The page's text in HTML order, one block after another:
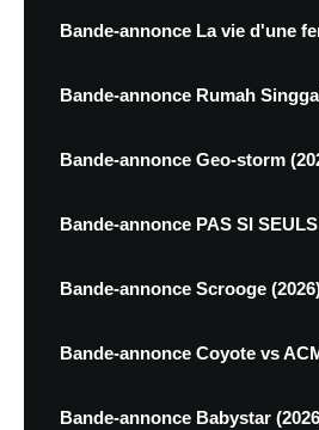
Bande-annonce La vie d'une
Bande-annonce Rumah
Bande-annonce Geo-storm
Bande-annonce PAS SI
Bande-annonce Scrooge
Bande-annonce Coyote vs
Bande-annonce Babystar